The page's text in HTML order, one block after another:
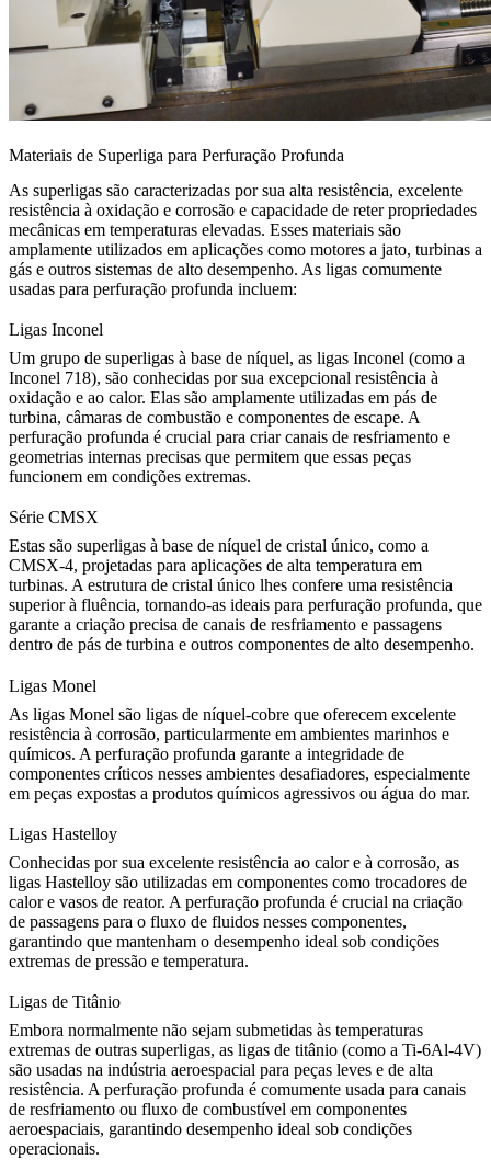
Materiais de Superliga para Perfuração Profunda
As superligas são caracterizadas por sua alta resistência, excelente
resistência à oxidação e corrosão e capacidade de reter propriedades
mecânicas em temperaturas elevadas. Esses materiais são
amplamente utilizados em aplicações como motores a jato, turbinas a
gás e outros sistemas de alto desempenho. As ligas comumente
usadas para perfuração profunda incluem:
Ligas Inconel
Um grupo de superligas à base de níquel, as ligas Inconel (como a
Inconel 718), são conhecidas por sua excepcional resistência à
oxidação e ao calor. Elas são amplamente utilizadas em pás de
turbina, câmaras de combustão e componentes de escape. A
perfuração profunda é crucial para criar canais de resfriamento e
geometrias internas precisas que permitem que essas peças
funcionem em condições extremas.
Série CMSX
Estas são superligas à base de níquel de cristal único, como a
CMSX-4, projetadas para aplicações de alta temperatura em
turbinas. A estrutura de cristal único lhes confere uma resistência
superior à fluência, tornando-as ideais para perfuração profunda, que
garante a criação precisa de canais de resfriamento e passagens
dentro de pás de turbina e outros componentes de alto desempenho.
Ligas Monel
As ligas Monel são ligas de níquel-cobre que oferecem excelente
resistência à corrosão, particularmente em ambientes marinhos e
químicos. A perfuração profunda garante a integridade de
componentes críticos nesses ambientes desafiadores, especialmente
em peças expostas a produtos químicos agressivos ou água do mar.
Ligas Hastelloy
Conhecidas por sua excelente resistência ao calor e à corrosão, as
ligas Hastelloy são utilizadas em componentes como trocadores de
calor e vasos de reator. A perfuração profunda é crucial na criação
de passagens para o fluxo de fluidos nesses componentes,
garantindo que mantenham o desempenho ideal sob condições
extremas de pressão e temperatura.
Ligas de Titânio
Embora normalmente não sejam submetidas às temperaturas
extremas de outras superligas, as ligas de titânio (como a Ti-6Al-4V)
são usadas na indústria aeroespacial para peças leves e de alta
resistência. A perfuração profunda é comumente usada para canais
de resfriamento ou fluxo de combustível em componentes
aeroespaciais, garantindo desempenho ideal sob condições
operacionais.